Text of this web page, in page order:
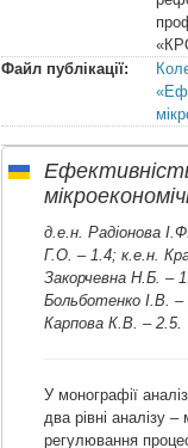
Файл публікації:
д.е.н. Радіонова
Г.О. – 1.4; к.е.н.
Закорчевна Н.Б. –
Больботенко І.В.
Карпова К.В. – 2.5.
У монографії
два рівні аналізу
регулювання